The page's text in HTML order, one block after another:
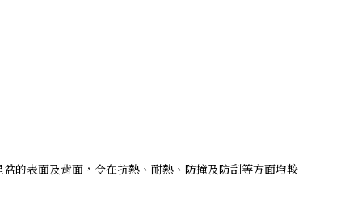
的表面及背面，令在抗熱、耐熱、防撞及防刮等方面均較